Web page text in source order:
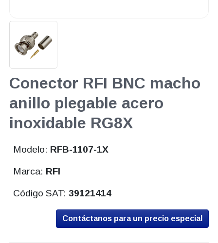
Conector RFI BNC macho
anillo plegable acero
inoxidable RG8X
Modelo: RFB-1107-1X
Marca: RFI
Código SAT:39121414
Contáctanos para un precio especial